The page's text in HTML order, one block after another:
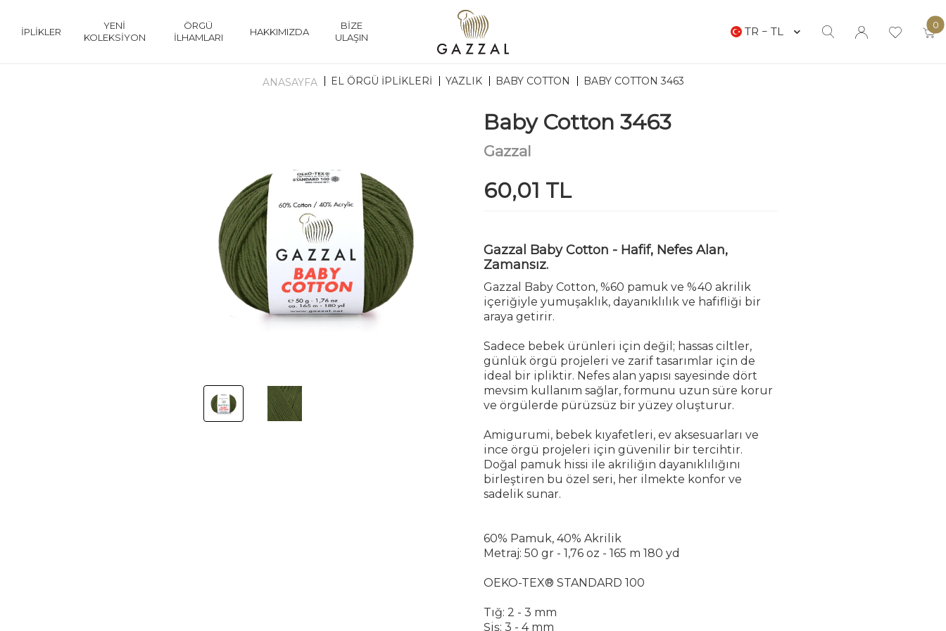
İPLİKLER
YENİ
KOLEKSİYON
ÖRGÜ
İLHAMLARI
HAKKIMIZDA
BİZE
ULAŞIN
TR − TL
0
ANASAYFA EL ÖRGÜ İPLİKLERİ YAZLIK BABY COTTON BABY COTTON 3463
Baby Cotton 3463
Gazzal
60,01 TL
Gazzal Baby Cotton - Hafif, Nefes Alan,
Zamansız.
Gazzal Baby Cotton, %60 pamuk ve %40 akrilik
içeriğiyle yumuşaklık, dayanıklılık ve hafifliği bir
araya getirir.
Sadece bebek ürünleri için değil; hassas ciltler,
günlük örgü projeleri ve zarif tasarımlar için de
ideal bir ipliktir. Nefes alan yapısı sayesinde dört
mevsim kullanım sağlar, formunu uzun süre korur
ve örgülerde pürüzsüz bir yüzey oluşturur.
Amigurumi, bebek kıyafetleri, ev aksesuarları ve
ince örgü projeleri için güvenilir bir tercihtir.
Doğal pamuk hissi ile akriliğin dayanıklılığını
birleştiren bu özel seri, her ilmekte konfor ve
sadelik sunar.
60% Pamuk, 40% Akrilik
Metraj: 50 gr - 1,76 oz - 165 m 180 yd
OEKO-TEX® STANDARD 100
Tığ: 2 - 3 mm
Şiş: 3 - 4 mm